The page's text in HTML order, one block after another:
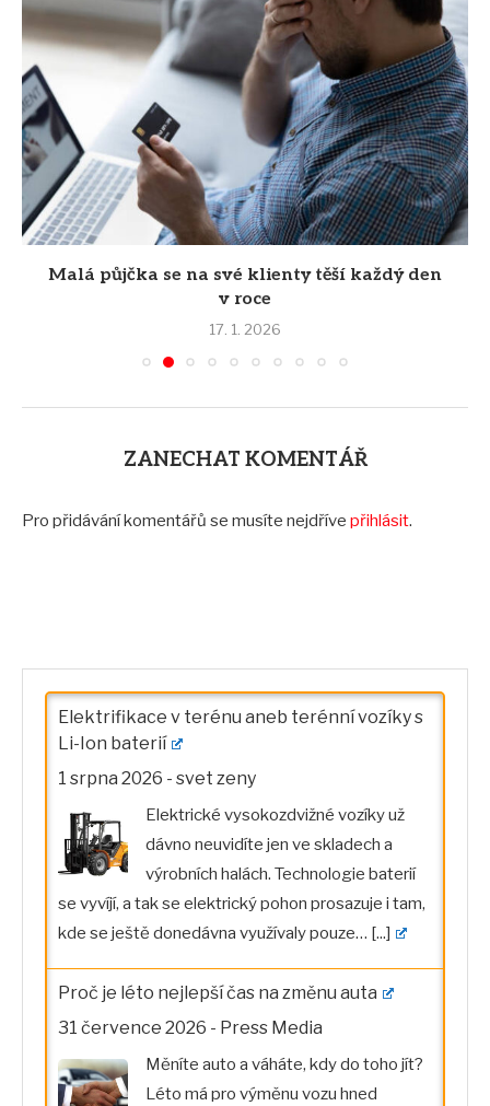
Malá půjčka se na své klienty těší každý den
v roce
17. 1. 2026
ZANECHAT KOMENTÁŘ
Pro přidávání komentářů se musíte nejdříve přihlásit.
Elektrifikace v terénu aneb terénní vozíky s
Li-Ion baterií
1 srpna 2026 - svet zeny
Elektrické vysokozdvižné vozíky už
dávno neuvidíte jen ve skladech a
výrobních halách. Technologie baterií
se vyvíjí, a tak se elektrický pohon prosazuje i tam,
kde se ještě donedávna využívaly pouze… [...]
Proč je léto nejlepší čas na změnu auta
31 července 2026 - Press Media
Měníte auto a váháte, kdy do toho jít?
Léto má pro výměnu vozu hned